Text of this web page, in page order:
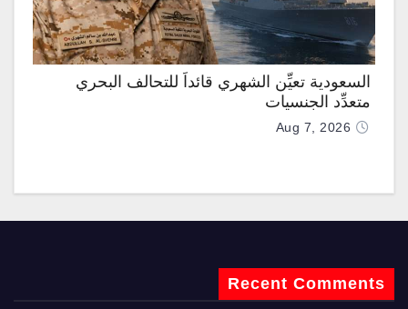
السعودية تعيِّن الشهري قائداً للتحالف البحري
متعدِّد الجنسيات
Aug 7, 2026
Recent Comments